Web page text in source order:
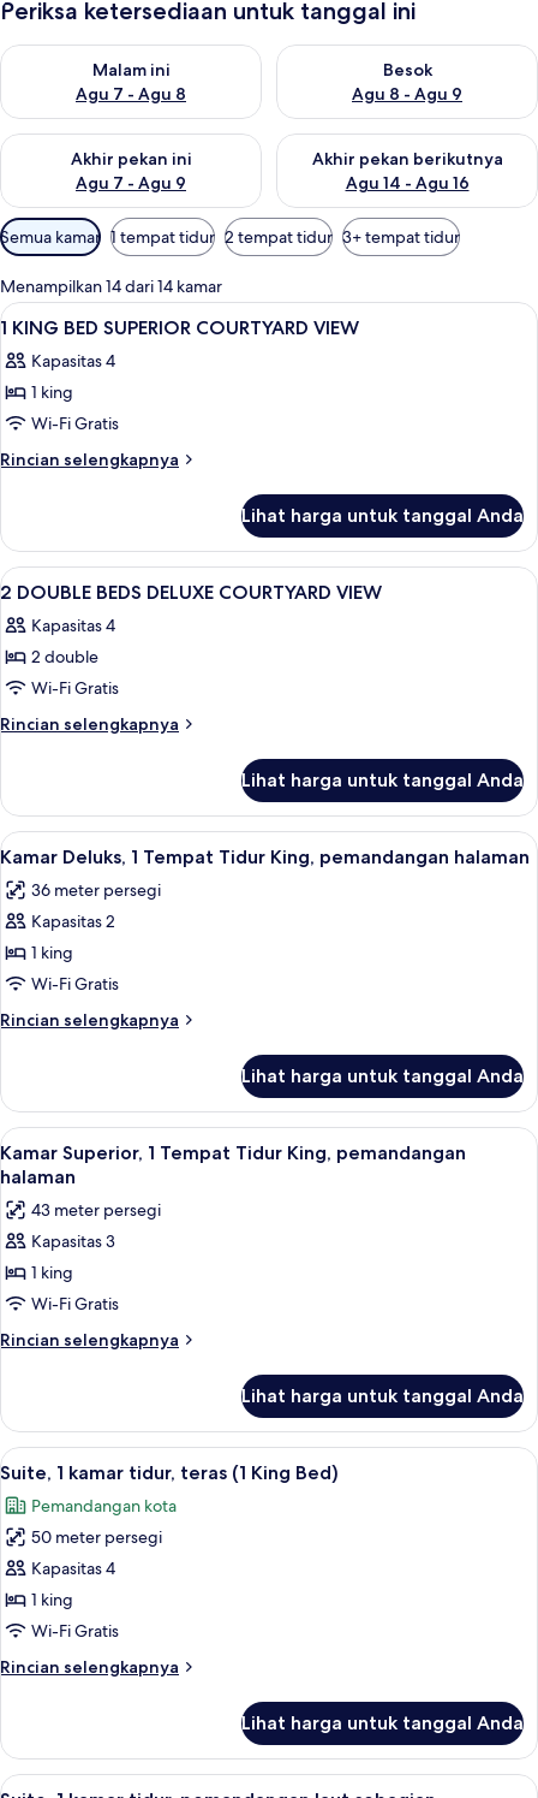
Periksa ketersediaan untuk tanggal ini
Malam ini
Agu 7 - Agu 8
Periksa ketersediaan untuk malam ini Agu 7 - Agu 8
Besok
Agu 8 - Agu 9
Periksa ketersediaan untuk
Akhir pekan ini
Agu 7 - Agu 9
Periksa ketersediaan untuk akhir pekan ini Agu 7 - Agu 9
Akhir pekan berikutnya
Agu 14 - Agu 16
Periksa ketersediaan untuk
Filter
tersedia
untuk
kamar
Semua kamar 1 tempat tidur 2 tempat tidur 3+ tempat tidur
Menampilkan 14 dari 14 kamar
Lihat
semua
foto
untuk
1
KING
COURTYARD
VIEW
Seprai premium, minibar, brankas,
6
1 KING BED SUPERIOR COURTYARD VIEW
Kapasitas 4
1 king
Wi-Fi Gratis
Rincian selengkapnya
Rincian
1
KING
BED
COURTYARD
VIEW
Lihat harga untuk tanggal Anda
Lihat
semua
foto
untuk
2
DOUBLE
COURTYARD
VIEW
Seprai premium, minibar, brankas,
2
2 DOUBLE BEDS DELUXE COURTYARD VIEW
Kapasitas 4
2 double
Wi-Fi Gratis
Rincian selengkapnya
Rincian
2
DOUBLE
BEDS
COURTYARD
VIEW
Lihat harga untuk tanggal Anda
Lihat
semua
foto
untuk
Kamar
Deluks,
1
Tempat
King,
pemandangan
halaman
Kamar Deluks, 1 Tempat Tidur King,
12
Kamar Deluks, 1 Tempat Tidur King, pemandangan halaman
36 meter persegi
Kapasitas 2
1 king
Wi-Fi Gratis
Rincian selengkapnya
Rincian
Kamar
Deluks,
1
Tempat
King,
pemandangan
halaman
Lihat harga untuk tanggal Anda
Lihat
semua
foto
untuk
Kamar
Superior,
1
Tempat
pemandangan
halaman
Kamar Superior, 1 Tempat Tidur
15
Kamar Superior, 1 Tempat Tidur King, pemandangan
halaman
43 meter persegi
Kapasitas 3
1 king
Wi-Fi Gratis
Rincian selengkapnya
Rincian
Kamar
Superior,
1
Tidur
King,
halaman
Lihat harga untuk tanggal Anda
Lihat
semua
foto
untuk
Suite,
1
kamar
teras
Bed)
Suite, 1 kamar tidur, teras (1 King
15
Suite, 1 kamar tidur, teras (1 King Bed)
Pemandangan kota
50 meter persegi
Kapasitas 4
1 king
Wi-Fi Gratis
Rincian selengkapnya
Rincian
Suite,
Lihat harga untuk tanggal Anda
Lihat Suite, 1 kamar tidur, pemandangan